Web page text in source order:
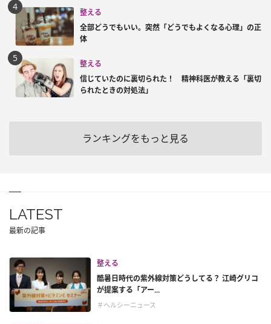
整える
全部どうでもいい。突然「どうでもよくなる心理」の正
体
整える
信じていたのに裏切られた！ 精神科医が教える「裏切
られたときの対処法」
ランキングをもっと見る
LATEST
最新の記事
整える
酷暑日時代の紫外線対策どうしてる？ 江崎グリコ
が提案する「アー...
＃ヘルシーニュース